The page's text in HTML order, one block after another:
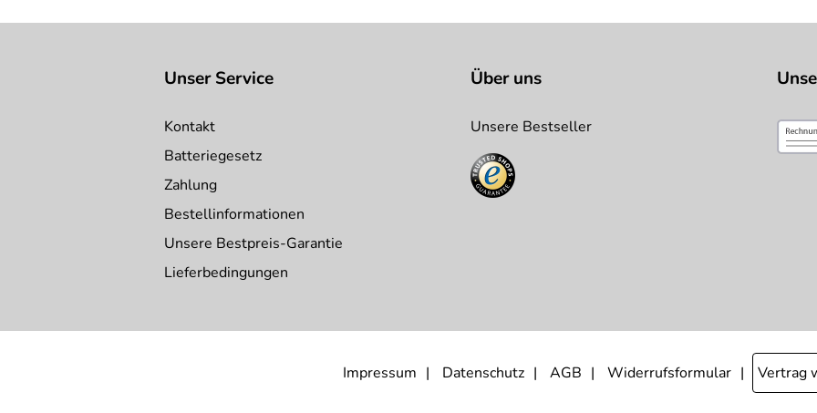
Unser Service
Kontakt
Batteriegesetz
Zahlung
Bestellinformationen
Unsere Bestpreis-Garantie
Lieferbedingungen
Über uns
Unsere Bestseller
Impressum Datenschutz AGB Widerrufsformular Vertrag